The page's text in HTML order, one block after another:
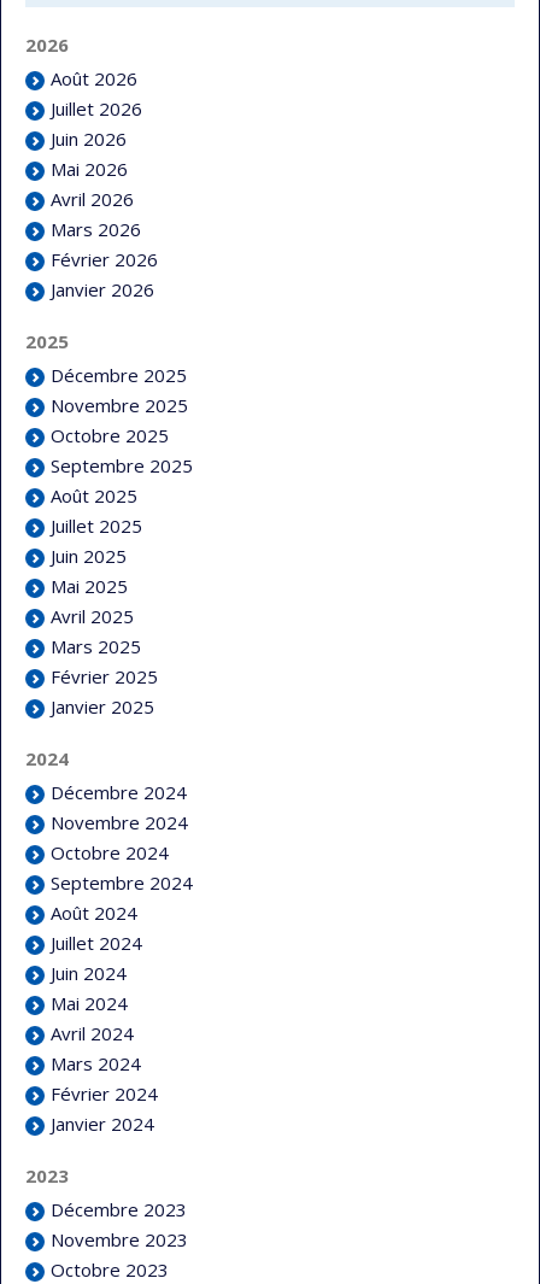
2026
Août 2026
Juillet 2026
Juin 2026
Mai 2026
Avril 2026
Mars 2026
Février 2026
Janvier 2026
2025
Décembre 2025
Novembre 2025
Octobre 2025
Septembre 2025
Août 2025
Juillet 2025
Juin 2025
Mai 2025
Avril 2025
Mars 2025
Février 2025
Janvier 2025
2024
Décembre 2024
Novembre 2024
Octobre 2024
Septembre 2024
Août 2024
Juillet 2024
Juin 2024
Mai 2024
Avril 2024
Mars 2024
Février 2024
Janvier 2024
2023
Décembre 2023
Novembre 2023
Octobre 2023